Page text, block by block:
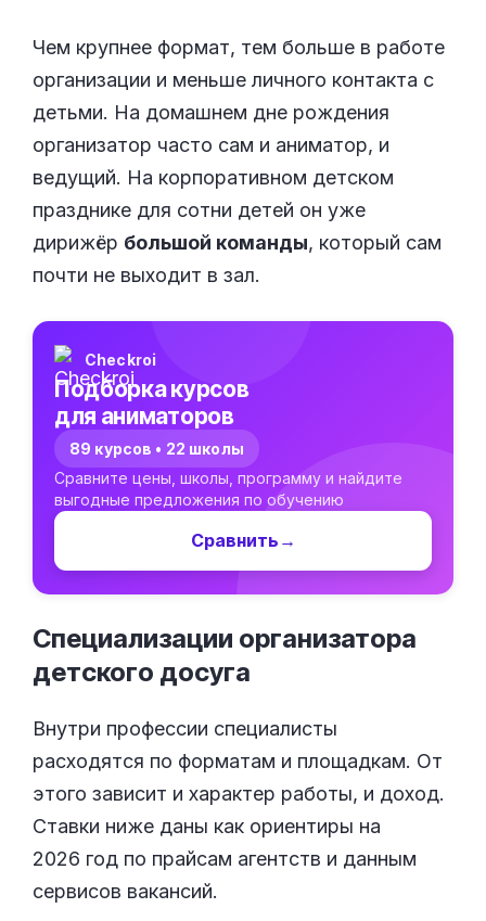
Чем крупнее формат, тем больше в работе
организации и меньше личного контакта с
детьми. На домашнем дне рождения
организатор часто сам и аниматор, и
ведущий. На корпоративном детском
празднике для сотни детей он уже
дирижёр большой команды, который сам
почти не выходит в зал.
Checkroi
Подборка курсов
для аниматоров
89 курсов • 22 школы
Сравните цены, школы, программу и найдите
выгодные предложения по обучению
Сравнить →
Специализации организатора
детского досуга
Внутри профессии специалисты
расходятся по форматам и площадкам. От
этого зависит и характер работы, и доход.
Ставки ниже даны как ориентиры на
2026 год по прайсам агентств и данным
сервисов вакансий.